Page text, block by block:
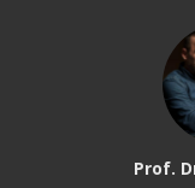
Prof.